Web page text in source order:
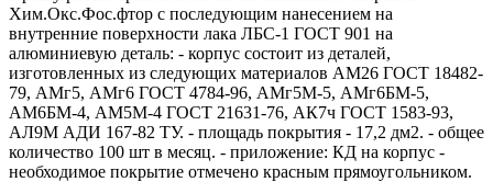
Хим.Окс.Фос.фтор с последующим нанесением на
внутренние поверхности лака ЛБС-1 ГОСТ 901 на
алюминиевую деталь: - корпус состоит из деталей,
изготовленных из следующих материалов АМ26 ГОСТ 18482-
79, АМг5, АМг6 ГОСТ 4784-96, АМг5М-5, АМг6БМ-5,
АМ6БМ-4, АМ5М-4 ГОСТ 21631-76, АК7ч ГОСТ 1583-93,
АЛ9М АДИ 167-82 ТУ. - площадь покрытия - 17,2 дм2. - общее
количество 100 шт в месяц. - приложение: КД на корпус -
необходимое покрытие отмечено красным прямоугольником.